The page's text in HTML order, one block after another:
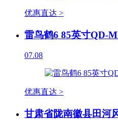
优惠直达 >
雷鸟鹤6 85英寸QD-
07.08
优惠直达 >
甘肃省陇南徽县田河